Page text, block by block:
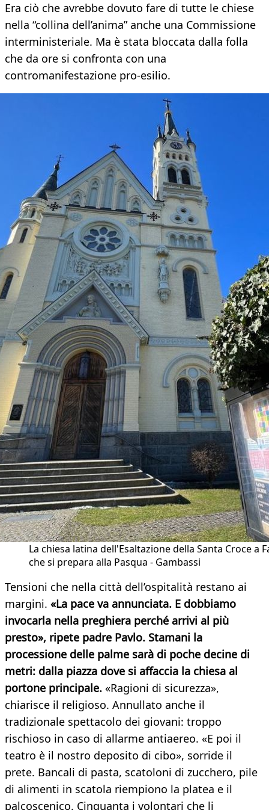
Era ciò che avrebbe dovuto fare di tutte le chiese
nella “collina dell’anima” anche una Commissione
interministeriale. Ma è stata bloccata dalla folla
che da ore si confronta con una
contromanifestazione pro-esilio.
La chiesa latina dell'Esaltazione della Santa Croce a
che si prepara alla Pasqua - Gambassi
Tensioni che nella città dell’ospitalità restano ai
margini. «La pace va annunciata. E dobbiamo
invocarla nella preghiera perché arrivi al più
presto», ripete padre Pavlo. Stamani la
processione delle palme sarà di poche decine di
metri: dalla piazza dove si affaccia la chiesa al
portone principale. «Ragioni di sicurezza»,
chiarisce il religioso. Annullato anche il
tradizionale spettacolo dei giovani: troppo
rischioso in caso di allarme antiaereo. «E poi il
teatro è il nostro deposito di cibo», sorride il
prete. Bancali di pasta, scatoloni di zucchero, pile
di alimenti in scatola riempiono la platea e il
palcoscenico. Cinquanta i volontari che li